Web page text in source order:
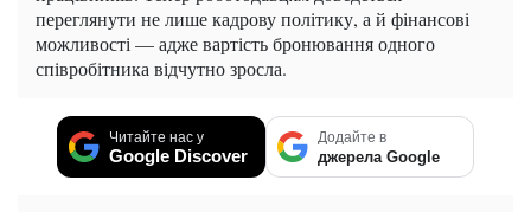
переглянути не лише кадрову політику, а й фінансові
можливості — адже вартість бронювання одного
співробітника відчутно зросла.
Читайте нас у
Google Discover
Додайте в
джерела Google